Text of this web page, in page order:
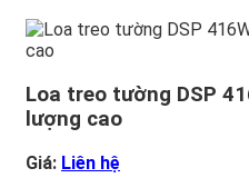
Loa treo tường DSP
lượng cao
Giá: Liên hệ